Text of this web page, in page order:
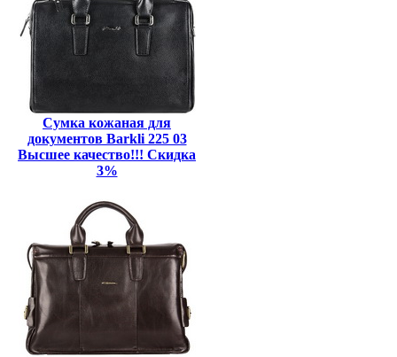
Сумка кожаная для
документов Barkli 225 03
Высшее качество!!! Скидка
3%